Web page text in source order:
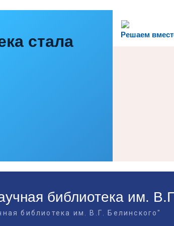
Решаем
стала
библиотека им.
библиотека им. В.Г. Белинского"